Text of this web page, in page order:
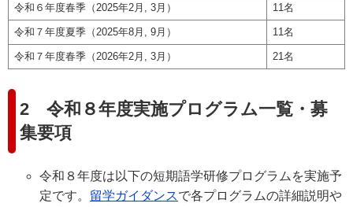
令和６年度春季（2025年2月, 3月） 11名
令和７年度夏季（2025年8月, 9月） 11名
令和７年度春季（2026年2月, 3月） 21名
2 令和８年度実施プログラム一覧・募
集要項
令和８年度は以下の短期語学研修プログラムを実施予
定です。 留学ガイダンスで各プログラムの詳細説明や